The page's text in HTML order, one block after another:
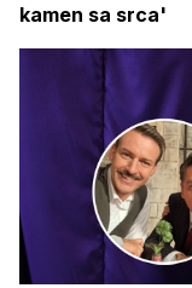
kamen sa srca'